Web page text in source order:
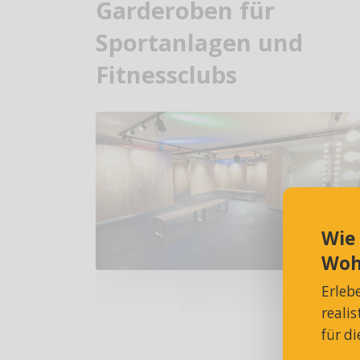
Garderoben für
Sportanlagen und
Fitnessclubs
für